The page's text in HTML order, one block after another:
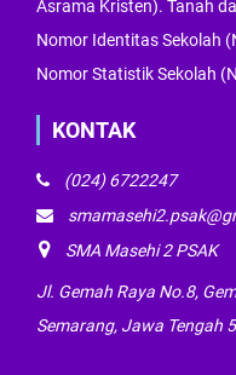
Asrama Kristen). Tanah
Nomor Identitas Sekolah
Nomor Statistik Sekolah
KONTAK
(024) 6722247
SMA Masehi 2 PSAK
Jl. Gemah Raya No.8,
Semarang, Jawa Tengah